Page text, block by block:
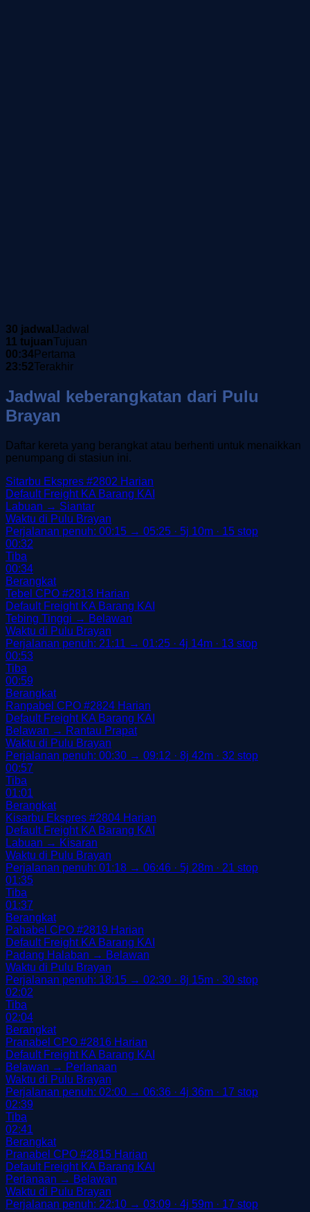
30 jadwal Jadwal
11 tujuanTujuan
00:34Pertama
23:52Terakhir
Jadwal keberangkatan dari Pulu
Brayan
Daftar kereta yang berangkat atau berhenti untuk menaikkan
penumpang di stasiun ini.
Sitarbu Ekspres #2802 Harian
Default Freight KA Barang KAI
Labuan → Siantar
Waktu di Pulu Brayan
Perjalanan penuh: 00:15 → 05:25 · 5j 10m · 15 stop
00:32
Tiba
00:34
Berangkat
Tebel CPO #2813 Harian
Default Freight KA Barang KAI
Tebing Tinggi → Belawan
Waktu di Pulu Brayan
Perjalanan penuh: 21:11 → 01:25 · 4j 14m · 13 stop
00:53
Tiba
00:59
Berangkat
Ranpabel CPO #2824 Harian
Default Freight KA Barang KAI
Belawan → Rantau Prapat
Waktu di Pulu Brayan
Perjalanan penuh: 00:30 → 09:12 · 8j 42m · 32 stop
00:57
Tiba
01:01
Berangkat
Kisarbu Ekspres #2804 Harian
Default Freight KA Barang KAI
Labuan → Kisaran
Waktu di Pulu Brayan
Perjalanan penuh: 01:18 → 06:46 · 5j 28m · 21 stop
01:35
Tiba
01:37
Berangkat
Pahabel CPO #2819 Harian
Default Freight KA Barang KAI
Padang Halaban → Belawan
Waktu di Pulu Brayan
Perjalanan penuh: 18:15 → 02:30 · 8j 15m · 30 stop
02:02
Tiba
02:04
Berangkat
Pranabel CPO #2816 Harian
Default Freight KA Barang KAI
Belawan → Perlanaan
Waktu di Pulu Brayan
Perjalanan penuh: 02:00 → 06:36 · 4j 36m · 17 stop
02:39
Tiba
02:41
Berangkat
Pranabel CPO #2815 Harian
Default Freight KA Barang KAI
Perlanaan → Belawan
Waktu di Pulu Brayan
Perjalanan penuh: 22:10 → 03:09 · 4j 59m · 17 stop